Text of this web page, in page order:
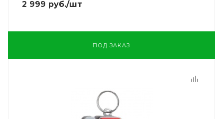
2 999 руб./шт
ПОД ЗАКАЗ